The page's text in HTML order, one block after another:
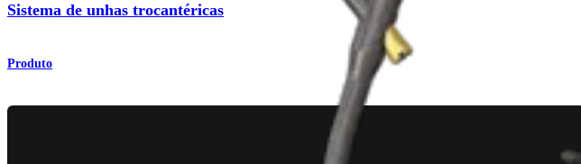
Sistema de unhas trocantéricas
Produto